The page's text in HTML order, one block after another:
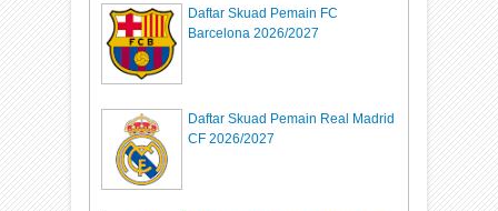
Daftar Skuad Pemain FC
Barcelona 2026/2027
Daftar Skuad Pemain Real Madrid
CF 2026/2027